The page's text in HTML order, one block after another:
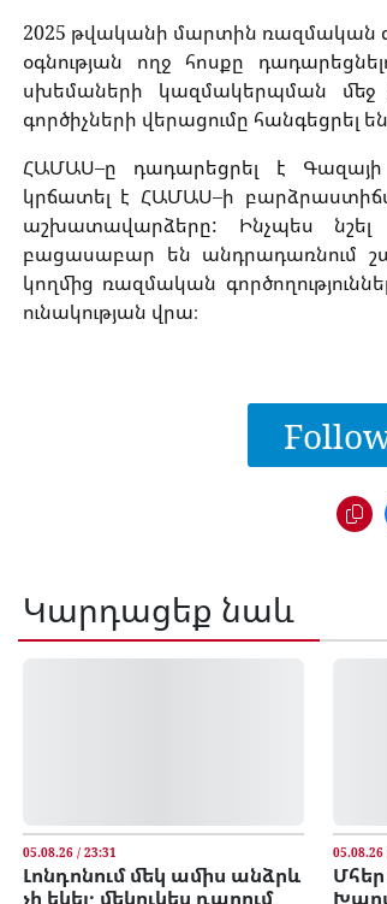
2025 թվականի մարտին ռազմական
օգնության
ողջ հոսքը
սխեմաների
կազմակերպման մեջ
գործիչների վերացումը հանգեցրել են
ՀԱՄԱՍ–ը դադարեցրել է Գազայի
կրճատել է ՀԱՄԱՍ–ի
աշխատավարձերը: Ինչպես նշել
բացասաբար են անդրադառնում
կողմից ռազմական
ունակության վրա։
Կարդացեք նաև
05.08.26 / 23:31
Լոնդոնում մեկ ամիս անձրև
չի եկել․ մեկուկես դարում
05.08.26